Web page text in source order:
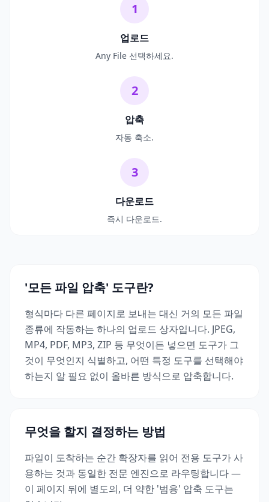
1
업로드
Any File 선택하세요.
2
압축
자동 축소.
3
다운로드
즉시 다운로드.
'모든 파일 압축' 도구란?
형식마다 다른 페이지로 보내는 대신 거의 모든 파일
종류에 작동하는 하나의 업로드 상자입니다. JPEG,
MP4, PDF, MP3, ZIP 등 무엇이든 넣으면 도구가 그
것이 무엇인지 식별하고, 어떤 특정 도구를 선택해야
하는지 알 필요 없이 올바른 방식으로 압축합니다.
무엇을 할지 결정하는 방법
파일이 도착하는 순간 확장자를 읽어 전용 도구가 사
용하는 것과 동일한 전문 엔진으로 라우팅합니다 —
이 페이지 뒤에 별도의, 더 약한 '범용' 압축 도구는